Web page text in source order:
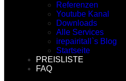
Referenzen
Youtube Kanal
Downloads
Alle Services
irepairitall`s Blog
Startseite
PREISLISTE
FAQ